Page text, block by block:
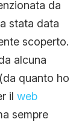
da
stata data
scoperto.
alcuna
quanto ho
il web
sempre